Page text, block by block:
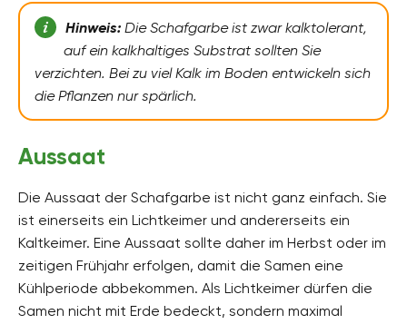
Hinweis: Die Schafgarbe ist zwar kalktolerant,
auf ein kalkhaltiges Substrat sollten Sie
verzichten. Bei zu viel Kalk im Boden entwickeln sich
die Pflanzen nur spärlich.
Aussaat
Die Aussaat der Schafgarbe ist nicht ganz einfach. Sie
ist einerseits ein Lichtkeimer und andererseits ein
Kaltkeimer. Eine Aussaat sollte daher im Herbst oder im
zeitigen Frühjahr erfolgen, damit die Samen eine
Kühlperiode abbekommen. Als Lichtkeimer dürfen die
Samen nicht mit Erde bedeckt, sondern maximal